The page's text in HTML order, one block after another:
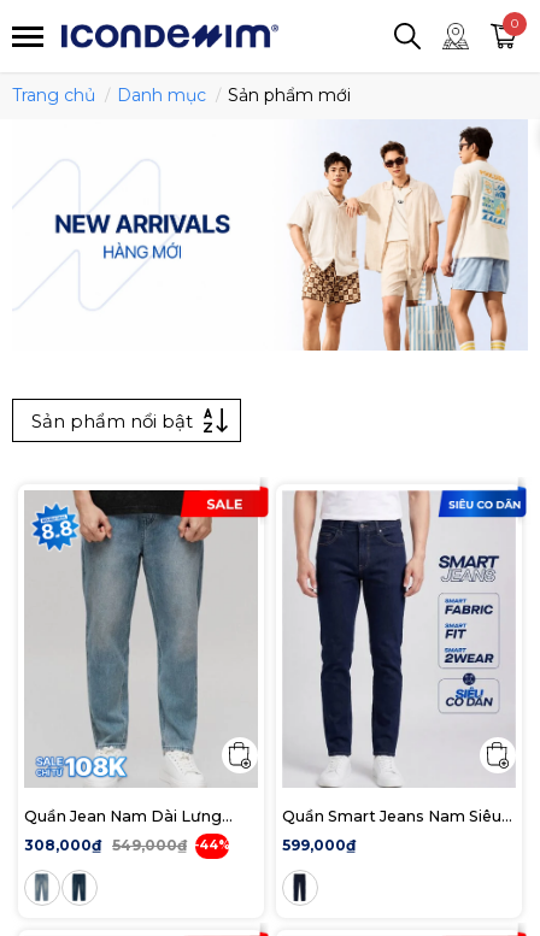
0
Trang chủ Danh mục Sản phẩm mới
Quần Jean Nam Dài Lưng
Thun Faded Wash Form
308,000₫ 549,000₫ -44%
Quần Smart Jeans Nam Siêu
Co Dãn Deep Rinse Indigo
599,000₫